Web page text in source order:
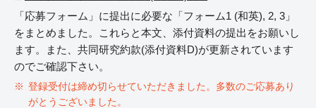
「応募フォーム」に提出に必要な「フォーム1 (和英), 2, 3」
をまとめました。これらと本文、添付資料の提出をお願いし
ます。また、共同研究約款(添付資料D)が更新されています
のでご確認下さい。
登録受付は締め切らせていただきました。多数のご応募あり
がとうございました。